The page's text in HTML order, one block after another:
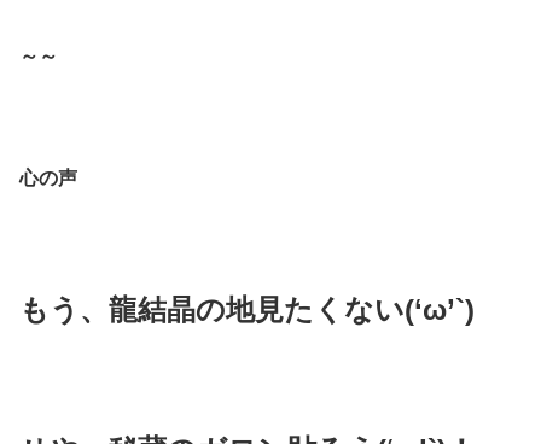
～～
心の声
もう、龍結晶の地見たくない(‘ω’`)